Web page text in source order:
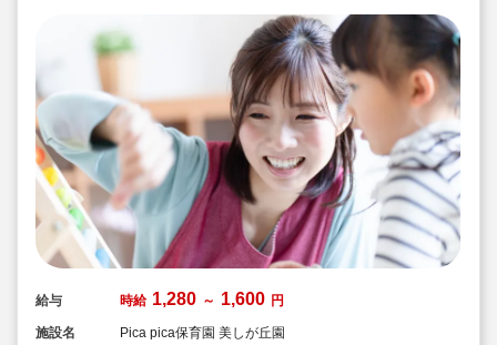
給与 時給 1,280 ～ 1,600 円
施設名
Pica pica保育園 美しが丘園